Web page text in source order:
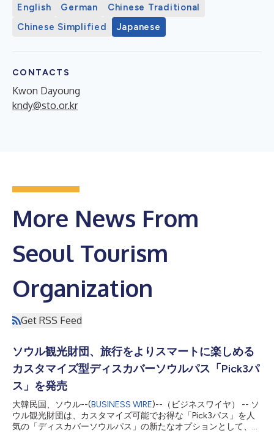
English German
Chinese Traditional
Chinese Simplified
Japanese
CONTACTS
Kwon Dayoung
kndy@sto.or.kr
More News From
Seoul Tourism
Organization
Get RSS Feed
ソウル観光財団、旅行をよりスマートに楽しめる
カスタマイズ型ディスカバーソウルパス「Pick3パ
ス」を発売
大韓民国、ソウル--(BUSINESS WIRE)--（ビジネスワイヤ） -- ソ
ウル観光財団は、カスタマイズ可能でお得な「Pick3パス」を人
気の「ディスカバーソウルパス」の新たなオプションとして、9